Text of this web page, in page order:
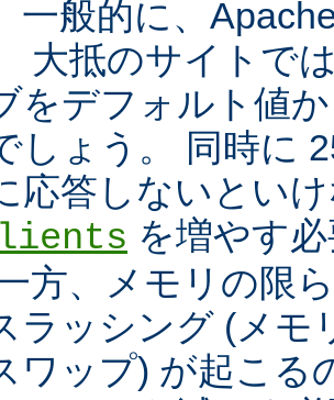
一般的に、
大抵のサイトで
をデフォルト値
しょう。 同時に
応答しないとい
を増やす
方、メモリの限
ラッシング (メモ
ワップ) が起こる